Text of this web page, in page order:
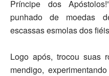
Príncipe dos
punhado de moedas
escassas esmolas dos
Logo após, trocou suas
mendigo,